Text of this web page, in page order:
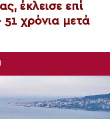
έκλεισε επί
51 χρόνια μετά